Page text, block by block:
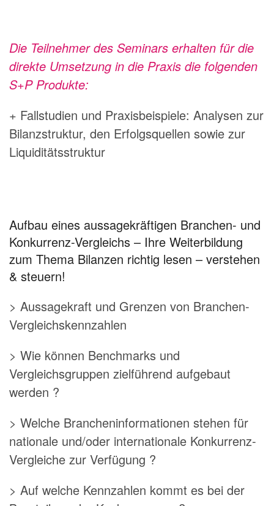
Die Teilnehmer des Seminars erhalten für die
direkte Umsetzung in die Praxis die folgenden
S+P Produkte:
+ Fallstudien und Praxisbeispiele: Analysen zur
Bilanzstruktur, den Erfolgsquellen sowie zur
Liquiditätsstruktur
Aufbau eines aussagekräftigen Branchen- und
Konkurrenz-Vergleichs – Ihre Weiterbildung
zum Thema Bilanzen richtig lesen – verstehen
& steuern!
> Aussagekraft und Grenzen von Branchen-
Vergleichskennzahlen
> Wie können Benchmarks und
Vergleichsgruppen zielführend aufgebaut
werden ?
> Welche Brancheninformationen stehen für
nationale und/oder internationale Konkurrenz-
Vergleiche zur Verfügung ?
> Auf welche Kennzahlen kommt es bei der